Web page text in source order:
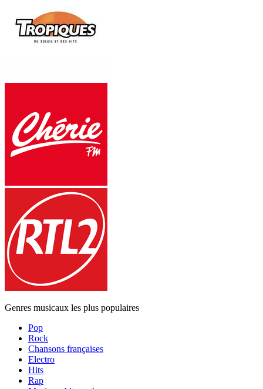
Genres musicaux les plus populaires
Pop
Rock
Chansons françaises
Electro
Hits
Rap